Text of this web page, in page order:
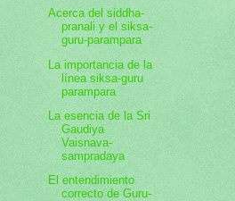
Acerca del siddha-
pranali y el siksa-
guru-parampara
La importancia de la
línea siksa-guru
parampara
La esencia de la Sri
Gaudiya
Vaisnava-
sampradaya
El entendimiento
correcto de Guru-